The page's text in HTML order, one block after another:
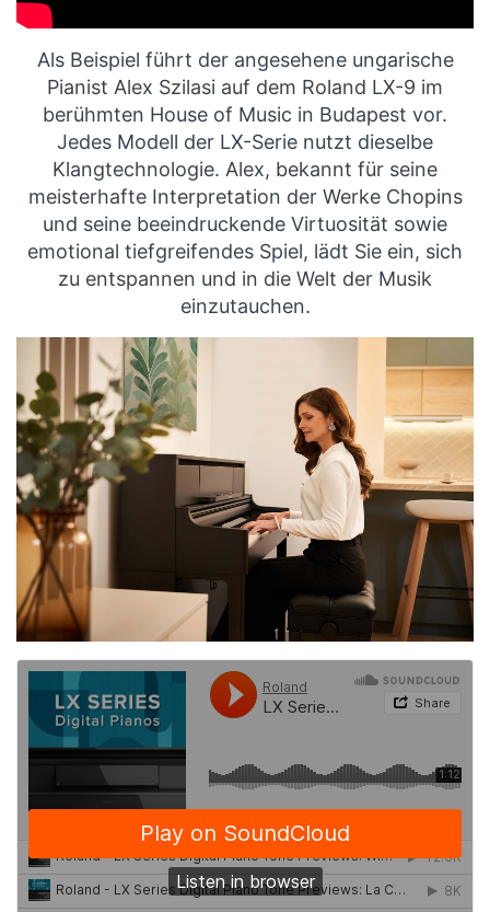
Als Beispiel führt der angesehene ungarische
Pianist Alex Szilasi auf dem Roland LX-9 im
berühmten House of Music in Budapest vor.
Jedes Modell der LX-Serie nutzt dieselbe
Klangtechnologie. Alex, bekannt für seine
meisterhafte Interpretation der Werke Chopins
und seine beeindruckende Virtuosität sowie
emotional tiefgreifendes Spiel, lädt Sie ein, sich
zu entspannen und in die Welt der Musik
einzutauchen.
LX-5 in Charcoal Black